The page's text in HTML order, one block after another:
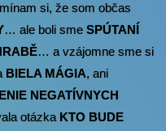
si, že som občas
… ale boli sme SPÚTANÍ
… a vzájomne sme si
BIELA MÁGIA, ani
NEGATÍVNYCH
otázka KTO BUDE